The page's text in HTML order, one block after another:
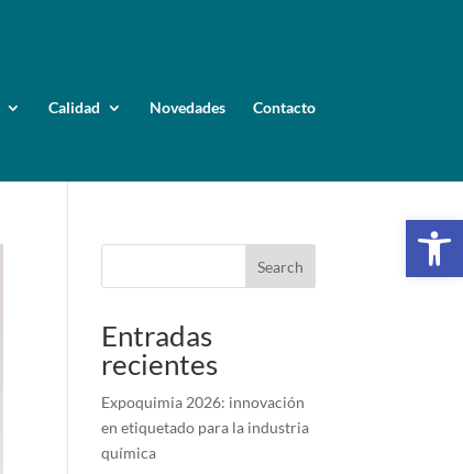
Calidad Novedades Contacto
Search
Entradas
recientes
Expoquimia 2026: innovación
en etiquetado para la industria
química